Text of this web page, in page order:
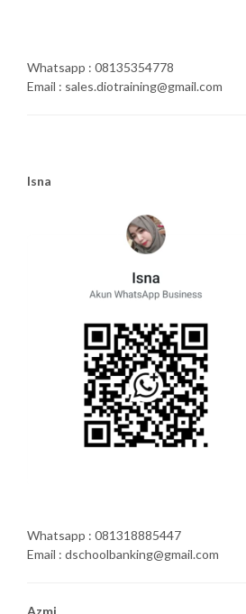
Whatsapp : 08135354778
Email : sales.diotraining@gmail.com
Isna
Whatsapp : 081318885447
Email : dschoolbanking@gmail.com
Azmi